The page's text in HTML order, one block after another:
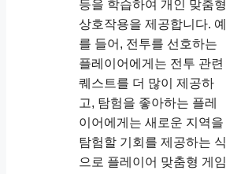
등을 학습하여 개인 맞춤형
상호작용을 제공합니다. 예
를 들어, 전투를 선호하는
플레이어에게는 전투 관련
퀘스트를 더 많이 제공하
고, 탐험을 좋아하는 플레
이어에게는 새로운 지역을
탐험할 기회를 제공하는 식
으로 플레이어 맞춤형 게임